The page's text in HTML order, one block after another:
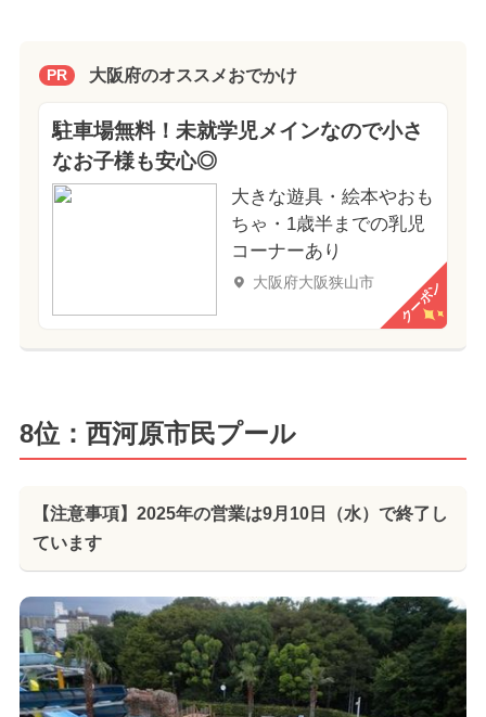
PR 大阪府のオススメおでかけ
駐車場無料！未就学児メインなので小さ
なお子様も安心◎
大きな遊具・絵本やおも
ちゃ・1歳半までの乳児
コーナーあり
大阪府大阪狭山市 クーポン
8位：西河原市民プール
【注意事項】2025年の営業は9月10日（水）で終了し
ています